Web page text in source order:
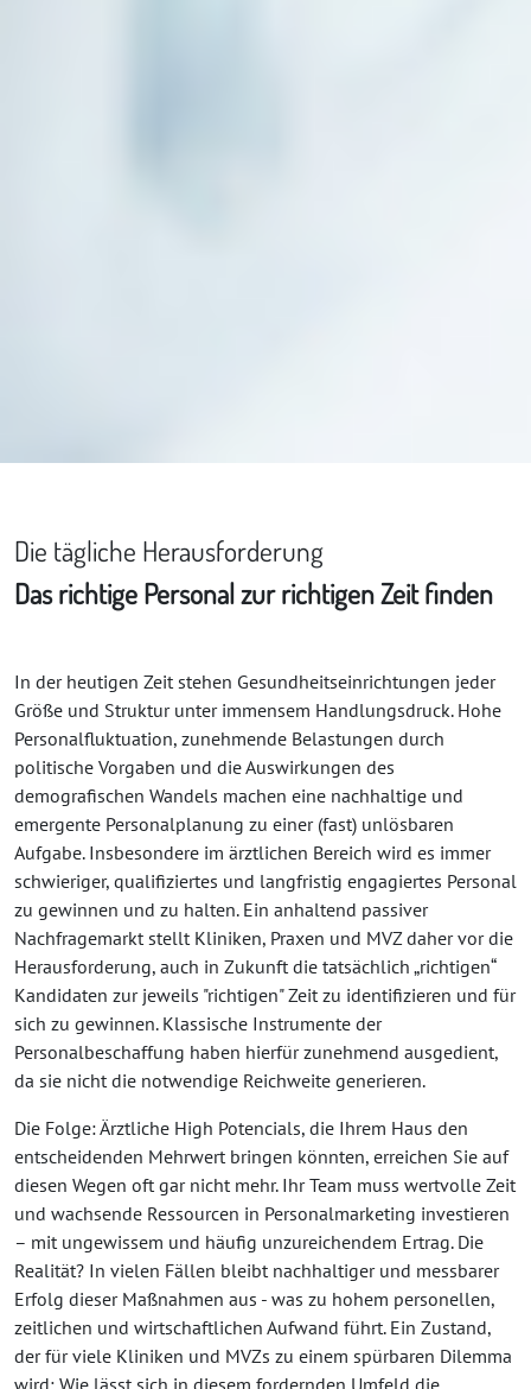
Die tägliche Herausforderung
Das richtige Personal zur richtigen Zeit finden
In der heutigen Zeit stehen Gesundheitseinrichtungen jeder
Größe und Struktur unter immensem Handlungsdruck. Hohe
Personalfluktuation, zunehmende Belastungen durch
politische Vorgaben und die Auswirkungen des
demografischen Wandels machen eine nachhaltige und
emergente Personalplanung zu einer (fast) unlösbaren
Aufgabe. Insbesondere im ärztlichen Bereich wird es immer
schwieriger, qualifiziertes und langfristig engagiertes Personal
zu gewinnen und zu halten. Ein anhaltend passiver
Nachfragemarkt stellt Kliniken, Praxen und MVZ daher vor die
Herausforderung, auch in Zukunft die tatsächlich „richtigen“
Kandidaten zur jeweils "richtigen" Zeit zu identifizieren und für
sich zu gewinnen. Klassische Instrumente der
Personalbeschaffung haben hierfür zunehmend ausgedient,
da sie nicht die notwendige Reichweite generieren.
Die Folge: Ärztliche High Potencials, die Ihrem Haus den
entscheidenden Mehrwert bringen könnten, erreichen Sie auf
diesen Wegen oft gar nicht mehr. Ihr Team muss wertvolle Zeit
und wachsende Ressourcen in Personalmarketing investieren
– mit ungewissem und häufig unzureichendem Ertrag. Die
Realität? In vielen Fällen bleibt nachhaltiger und messbarer
Erfolg dieser Maßnahmen aus - was zu hohem personellen,
zeitlichen und wirtschaftlichen Aufwand führt. Ein Zustand,
der für viele Kliniken und MVZs zu einem spürbaren Dilemma
wird: Wie lässt sich in diesem fordernden Umfeld die